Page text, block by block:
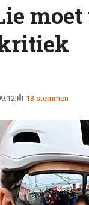
13 stemmen